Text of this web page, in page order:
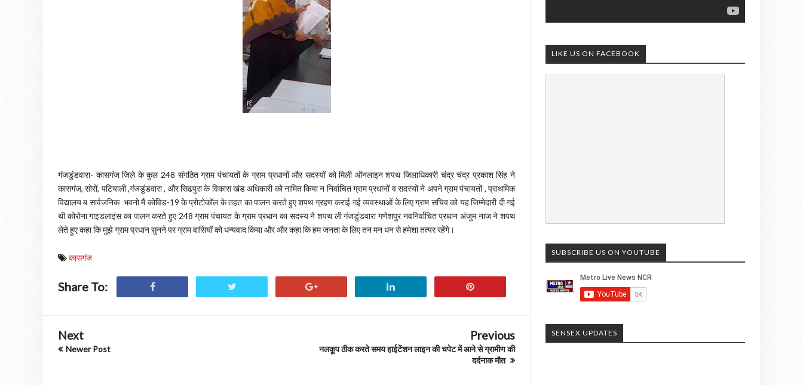
गंजडुंडवारा- कासगंज जिले के कुल 248 संगठित ग्राम पंचायतों के ग्राम प्रधानों और सदस्यों को मिली ऑनलाइन शपथ जिलाधिकारी चंद्र चंद्र प्रकाश सिंह ने
कासगंज, सोरों, पटियाली ,गंजडुंडवारा , और सिढपुरा के विकास खंड अधिकारी को नामित किया न निर्वाचित ग्राम प्रधानों व सदस्यों ने अपने ग्राम पंचायतों , प्राथमिक
विद्यालय ब सार्वजनिक भवनो मैं कोविड-19 के प्रोटोकॉल के तहत का पालन करते हुए शपथ ग्रहण कराई गई व्यवस्थाओं के लिए ग्राम सचिव को यह जिम्मेदारी दी गई
थी कोरोना गाइडलाइंस का पालन करते हुए 248 ग्राम पंचायत के ग्राम प्रधान का सदस्य ने शपथ ली गंजडुंडवारा गणेशपुर नवनिर्वाचित प्रधान अंजुम नाज ने शपथ
लेते हुए कहा कि मुझे ग्राम प्रधान सुनने पर ग्राम वासियों को धन्यवाद किया और और कहा कि हम जनता के लिए तन मन धन से हमेशा तत्पर रहेंगे।
कासगंज
Share To:
Next
Newer Post
Previous
नलकूप ठीक करते समय हाईटेंशन लाइन की चपेट में आने से ग्रामीण की
दर्दनाक मौत
LIKE US ON FACEBOOK
SUBSCRIBE US ON YOUTUBE
SENSEX UPDATES